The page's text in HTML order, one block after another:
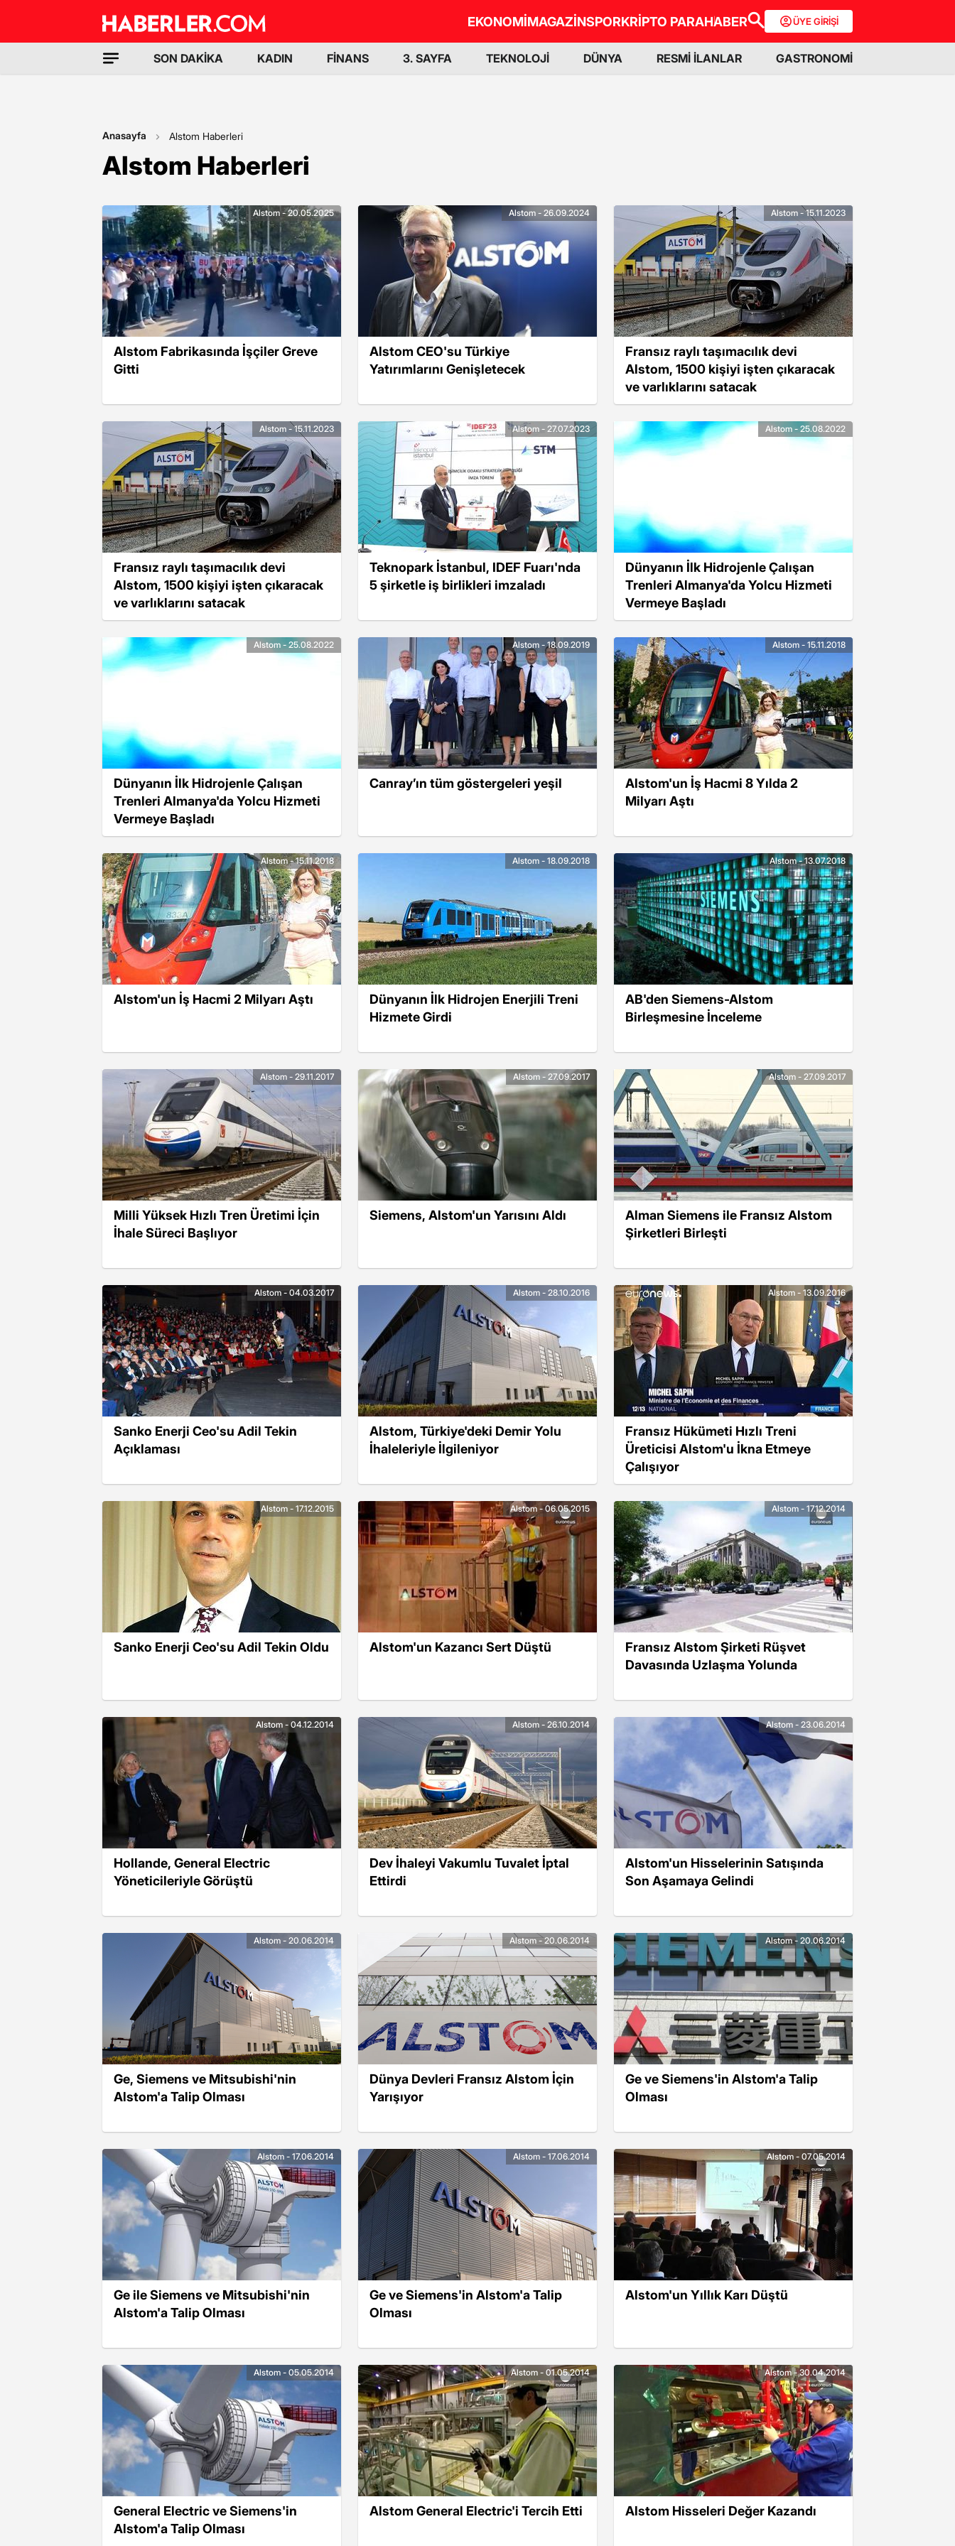
EKONOMİMAGAZİNSPORKRİPTO PARAHABER ÜYE GİRİŞİ
SON DAKİKA KADIN FİNANS 3. SAYFA TEKNOLOJİ DÜNYA RESMİ İLANLAR GASTRONOMİ
Anasayfa Alstom Haberleri
Alstom Haberleri
Alstom Fabrikasında İşçiler Greve
Gitti
Alstom - 20.05.2025
Alstom CEO'su Türkiye
Yatırımlarını Genişletecek
Alstom - 26.09.2024
Fransız raylı taşımacılık devi
Alstom, 1500 kişiyi işten çıkaracak
ve varlıklarını satacak
Alstom - 15.11.2023
Fransız raylı taşımacılık devi
Alstom, 1500 kişiyi işten çıkaracak
ve varlıklarını satacak
Alstom - 15.11.2023
Teknopark İstanbul, IDEF Fuarı'nda
5 şirketle iş birlikleri imzaladı
Alstom - 27.07.2023
Dünyanın İlk Hidrojenle Çalışan
Trenleri Almanya'da Yolcu Hizmeti
Vermeye Başladı
Alstom - 25.08.2022
Dünyanın İlk Hidrojenle Çalışan
Trenleri Almanya'da Yolcu Hizmeti
Vermeye Başladı
Alstom - 25.08.2022
Canray’ın tüm göstergeleri yeşil
Alstom - 18.09.2019
Alstom'un İş Hacmi 8 Yılda 2
Milyarı Aştı
Alstom - 15.11.2018
Alstom'un İş Hacmi 2 Milyarı Aştı
Alstom - 15.11.2018
Dünyanın İlk Hidrojen Enerjili Treni
Hizmete Girdi
Alstom - 18.09.2018
AB'den Siemens-Alstom
Birleşmesine İnceleme
Alstom - 13.07.2018
Milli Yüksek Hızlı Tren Üretimi İçin
İhale Süreci Başlıyor
Alstom - 29.11.2017
Siemens, Alstom'un Yarısını Aldı
Alstom - 27.09.2017
Alman Siemens ile Fransız Alstom
Şirketleri Birleşti
Alstom - 27.09.2017
Sanko Enerji Ceo'su Adil Tekin
Açıklaması
Alstom - 04.03.2017
Alstom, Türkiye'deki Demir Yolu
İhaleleriyle İlgileniyor
Alstom - 28.10.2016
Fransız Hükümeti Hızlı Treni
Üreticisi Alstom'u İkna Etmeye
Çalışıyor
Alstom - 13.09.2016
Sanko Enerji Ceo'su Adil Tekin Oldu
Alstom - 17.12.2015
Alstom'un Kazancı Sert Düştü
Alstom - 06.05.2015
Fransız Alstom Şirketi Rüşvet
Davasında Uzlaşma Yolunda
Alstom - 17.12.2014
Hollande, General Electric
Yöneticileriyle Görüştü
Alstom - 04.12.2014
Dev İhaleyi Vakumlu Tuvalet İptal
Ettirdi
Alstom - 26.10.2014
Alstom'un Hisselerinin Satışında
Son Aşamaya Gelindi
Alstom - 23.06.2014
Ge, Siemens ve Mitsubishi'nin
Alstom'a Talip Olması
Alstom - 20.06.2014
Dünya Devleri Fransız Alstom İçin
Yarışıyor
Alstom - 20.06.2014
Ge ve Siemens'in Alstom'a Talip
Olması
Alstom - 20.06.2014
Ge ile Siemens ve Mitsubishi'nin
Alstom'a Talip Olması
Alstom - 17.06.2014
Ge ve Siemens'in Alstom'a Talip
Olması
Alstom - 17.06.2014
Alstom'un Yıllık Karı Düştü
Alstom - 07.05.2014
General Electric ve Siemens'in
Alstom'a Talip Olması
Alstom - 05.05.2014
Alstom General Electric'i Tercih Etti
Alstom - 01.05.2014
Alstom Hisseleri Değer Kazandı
Alstom - 30.04.2014